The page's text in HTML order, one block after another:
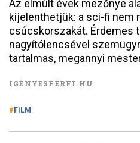
Az elmúlt évek mezőnye
kijelenthetjük: a sci-fi nem
csúcskorszakát. Érdemes
nagyítólencsével
tartalmas, megannyi
IGÉNYESFÉRFI.HU
FILM